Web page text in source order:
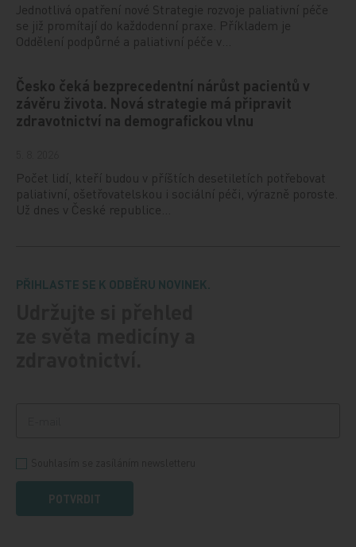
Jednotlivá opatření nové Strategie rozvoje paliativní péče
se již promítají do každodenní praxe. Příkladem je
Oddělení podpůrné a paliativní péče v…
Česko čeká bezprecedentní nárůst pacientů v
závěru života. Nová strategie má připravit
zdravotnictví na demografickou vlnu
Počet lidí, kteří budou v příštích desetiletích potřebovat
paliativní, ošetřovatelskou i sociální péči, výrazně poroste.
Už dnes v České republice…
PŘIHLASTE SE K ODBĚRU NOVINEK.
POTVRDIT